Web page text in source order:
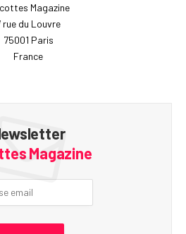
Magazine
rue du Louvre
75001 Paris
France
Magazine